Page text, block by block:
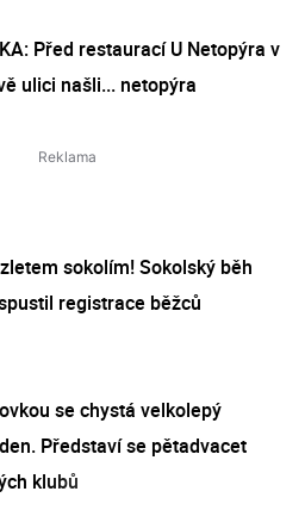
Před restaurací U Netopýra v
ulici našli... netopýra
sokolím! Sokolský běh
registrace běžců
se chystá velkolepý
Představí se pětadvacet
klubů